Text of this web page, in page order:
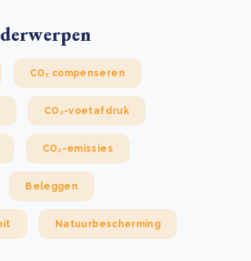
CO₂ compenseren
CO₂-voetafdruk
CO₂-emissies
Beleggen
Natuurbescherming